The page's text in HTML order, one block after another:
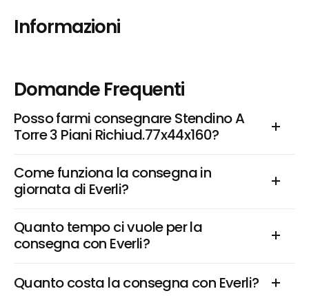
Informazioni
Domande Frequenti
Posso farmi consegnare Stendino A
Torre 3 Piani Richiud.77x44x160?
Come funziona la consegna in
giornata di Everli?
Quanto tempo ci vuole per la
consegna con Everli?
Quanto costa la consegna con Everli?